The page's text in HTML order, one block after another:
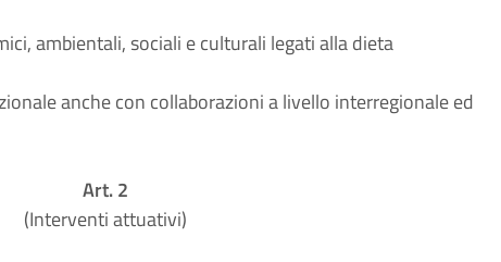
ambientali, sociali e culturali legati alla dieta
anche con collaborazioni a livello interregionale ed
Art. 2
(Interventi attuativi)